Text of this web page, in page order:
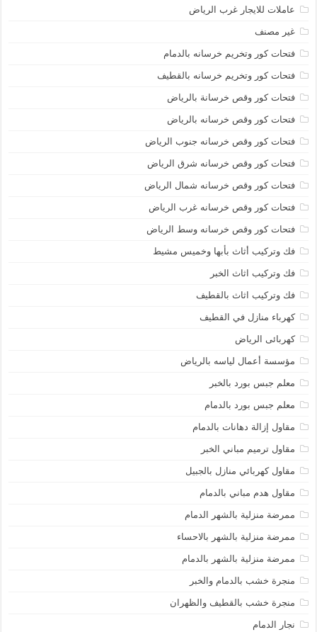
عاملات للايجار غرب الرياض
غير مصنف
فتحات كور وتخريم خرسانه بالدمام
فتحات كور وتخريم خرسانه بالقطيف
فتحات كور وقص خرسانة بالرياض
فتحات كور وقص خرسانه بالرياض
فتحات كور وقص خرسانه جنوب الرياض
فتحات كور وقص خرسانه شرق الرياض
فتحات كور وقص خرسانه شمال الرياض
فتحات كور وقص خرسانه غرب الرياض
فتحات كور وقص خرسانه وسط الرياض
فك وتركيب أثاث بأبها وخميس مشيط
فك وتركيب اثاث الخبر
فك وتركيب اثاث بالقطيف
كهرباء منازل في القطيف
كهربائى الرياض
مؤسسة أعمال لياسه بالرياض
معلم جبس بورد بالخبر
معلم جبس بورد بالدمام
مقاول إزالة دهانات بالدمام
مقاول ترميم مباني الخبر
مقاول كهربائي منازل بالجبيل
مقاول هدم مباني بالدمام
ممرضة منزلية بالشهر الدمام
ممرضة منزلية بالشهر بالاحساء
ممرضة منزلية بالشهر بالدمام
منجرة خشب بالدمام والخبر
منجرة خشب بالقطيف والظهران
نجار الدمام